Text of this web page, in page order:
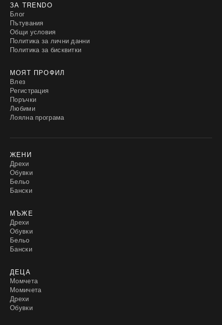
ЗА TRENDO
Блог
Пътувания
Общи условия
Политика за лични данни
Политика за бисквитки
МОЯТ ПРОФИЛ
Влез
Регистрация
Поръчки
Любими
Лоялна програма
ЖЕНИ
Дрехи
Обувки
Бельо
Бански
МЪЖЕ
Дрехи
Обувки
Бельо
Бански
ДЕЦА
Момчета
Момичета
Дрехи
Обувки